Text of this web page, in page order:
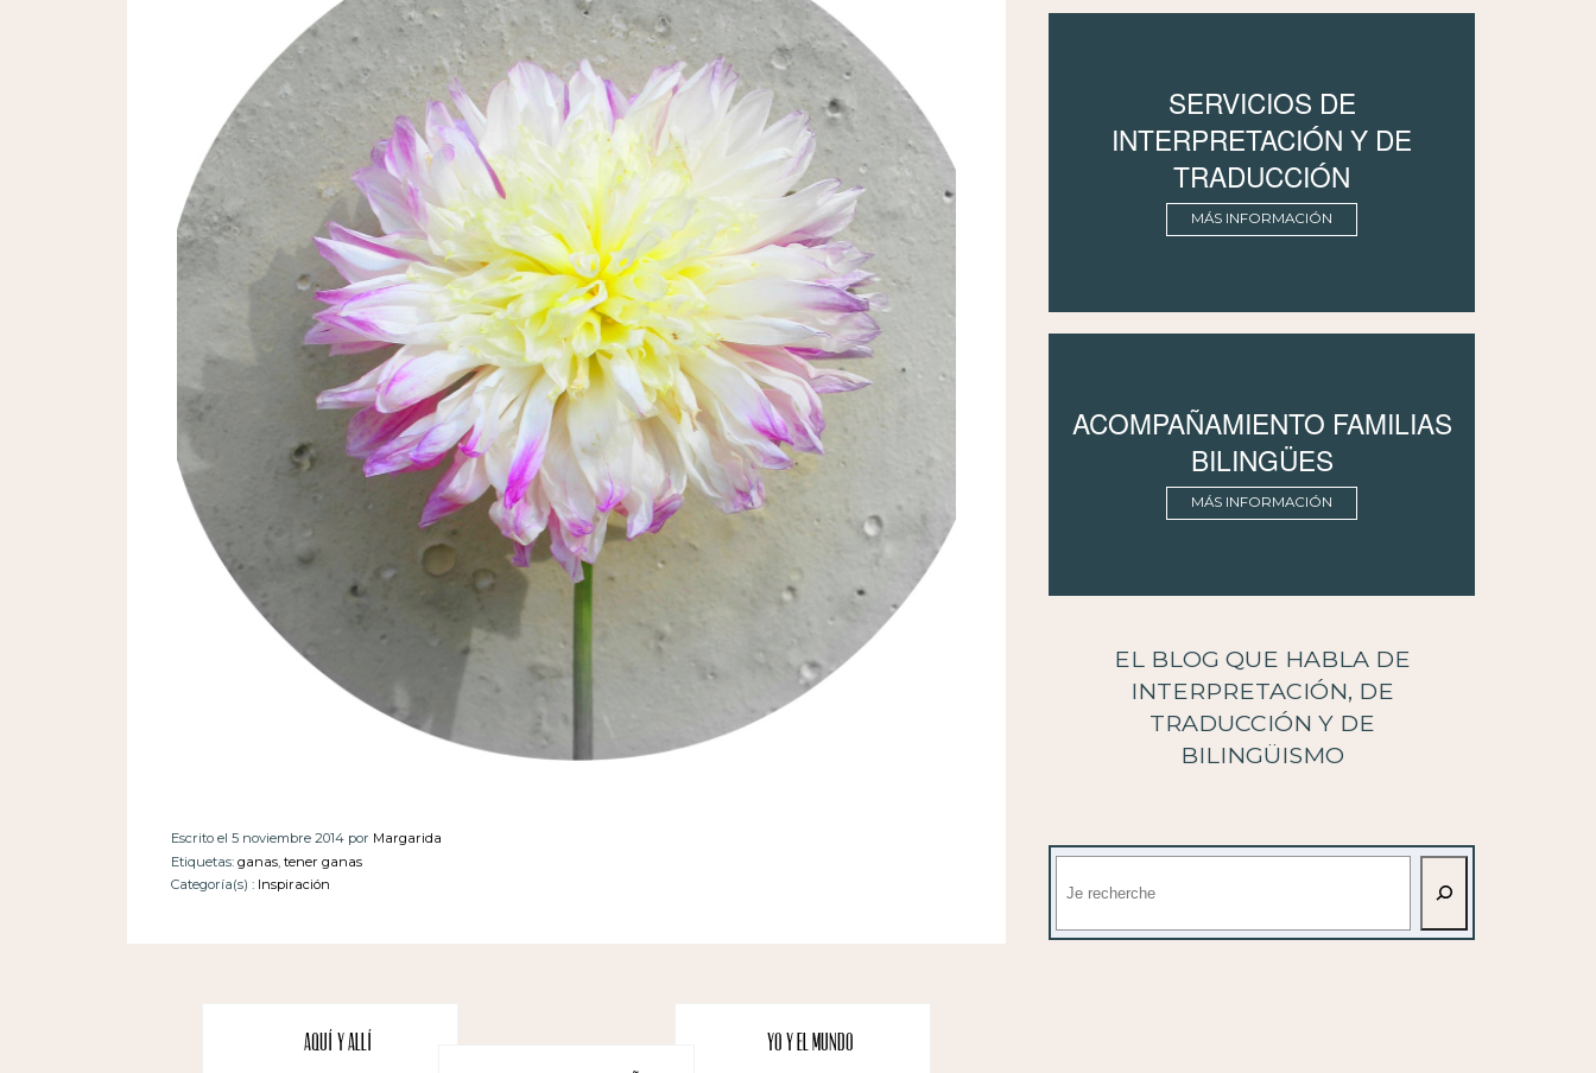
Escrito el 5 noviembre 2014 por Margarida
Etiquetas: ganas, tener ganas
Categoría(s) : Inspiración
Aquí y allí Yo y el mundo
SERVICIOS DE
INTERPRETACIÓN Y DE
TRADUCCIÓN
MÁS INFORMACIÓN
ACOMPAÑAMIENTO FAMILIAS
BILINGÜES
MÁS INFORMACIÓN
EL BLOG QUE HABLA DE
INTERPRETACIÓN, DE
TRADUCCIÓN Y DE
BILINGÜISMO